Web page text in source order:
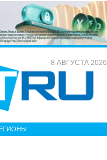
8 АВГУСТА 2026